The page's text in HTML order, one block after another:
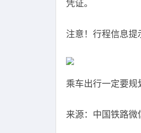
凭证。
注意！行程信息提
乘车出行一定要规
来源：中国铁路微